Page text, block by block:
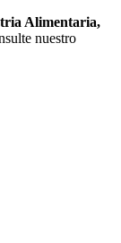
Alimentaria,
nuestro